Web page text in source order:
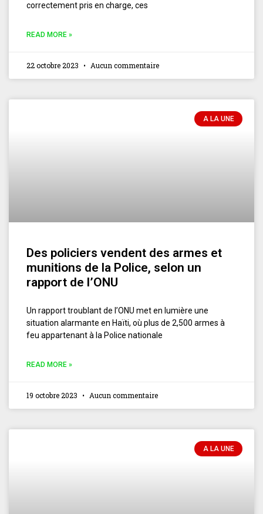
correctement pris en charge, ces
READ MORE »
22 octobre 2023 Aucun commentaire
A LA UNE
Des policiers vendent des armes et
munitions de la Police, selon un
rapport de l’ONU
Un rapport troublant de l’ONU met en lumière une
situation alarmante en Haïti, où plus de 2,500 armes à
feu appartenant à la Police nationale
READ MORE »
19 octobre 2023 Aucun commentaire
A LA UNE